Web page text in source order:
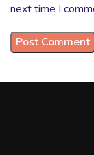
next time I